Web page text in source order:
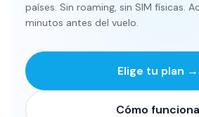
países. Sin roaming, sin SIM físicas.
minutos antes del vuelo.
Elige tu plan →
Cómo funciona